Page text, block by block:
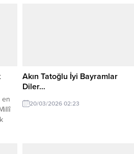
gazetecileri yad etti. 27 yılık
belediye başkanlığı dönemi...
en
Akın Tatoğlu İyi Bayramlar
Diler…
20/03/2026 02:23